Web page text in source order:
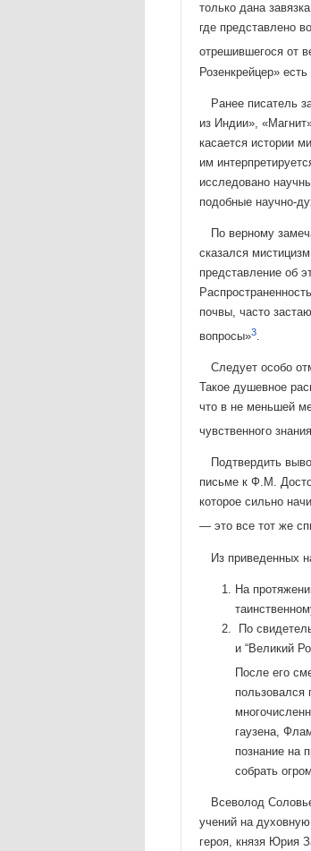
только дана
где пред­ставлено
отрешившегося от
Розенкрей­цер»
Ранее писатель
из Индии»,
касается истории
им
исследовано
подобные научно-
По верному
сказался
представление об
почвы, часто
вопросы»3
Следует особо
Такое душевное
что в не меньшей
чувственного
Подтвердить
письме к Ф.М.
которое сильно
— это все тот же
Из приведенных
На
По
и “Великий
После его
пользо­вался
гаузена,
познание на
собрать
Всеволод
учений на
героя, князя Юрия